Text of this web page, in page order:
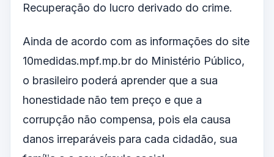
Recuperação do lucro derivado do crime.
Ainda de acordo com as informações do site
10medidas.mpf.mp.br do Ministério Público,
o brasileiro poderá aprender que a sua
honestidade não tem preço e que a
corrupção não compensa, pois ela causa
danos irreparáveis para cada cidadão, sua